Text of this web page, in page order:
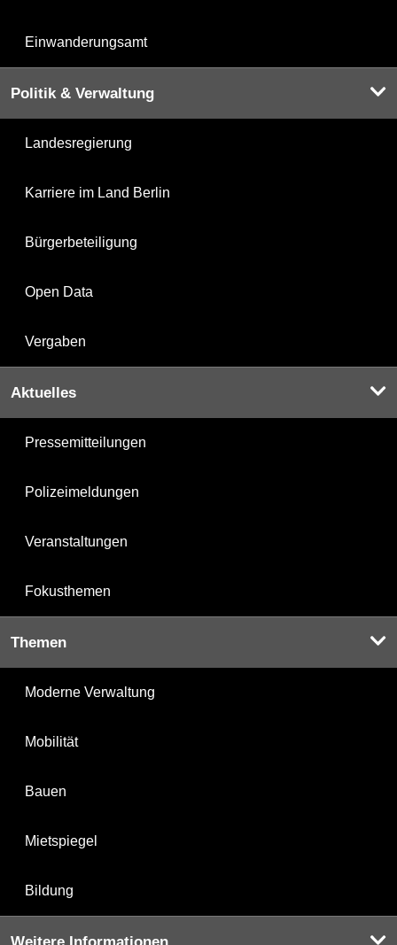
Einwanderungsamt
Politik & Verwaltung
Landesregierung
Karriere im Land Berlin
Bürgerbeteiligung
Open Data
Vergaben
Aktuelles
Pressemitteilungen
Polizeimeldungen
Veranstaltungen
Fokusthemen
Themen
Moderne Verwaltung
Mobilität
Bauen
Mietspiegel
Bildung